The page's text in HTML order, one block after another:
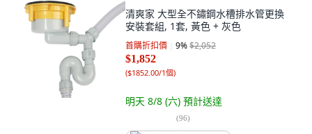
清爽家 大型全不鏽鋼水槽排水管更換
安裝套組, 1套, 黃色 + 灰色
首購折扣價 9%$2,052
$1,852
($1852.00/1個)
明天 8/8 (六) 預計送達
(96)